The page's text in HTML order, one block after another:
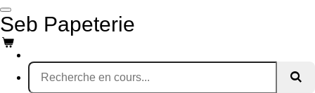
Passer
au
contenu
principal
Seb Papeterie